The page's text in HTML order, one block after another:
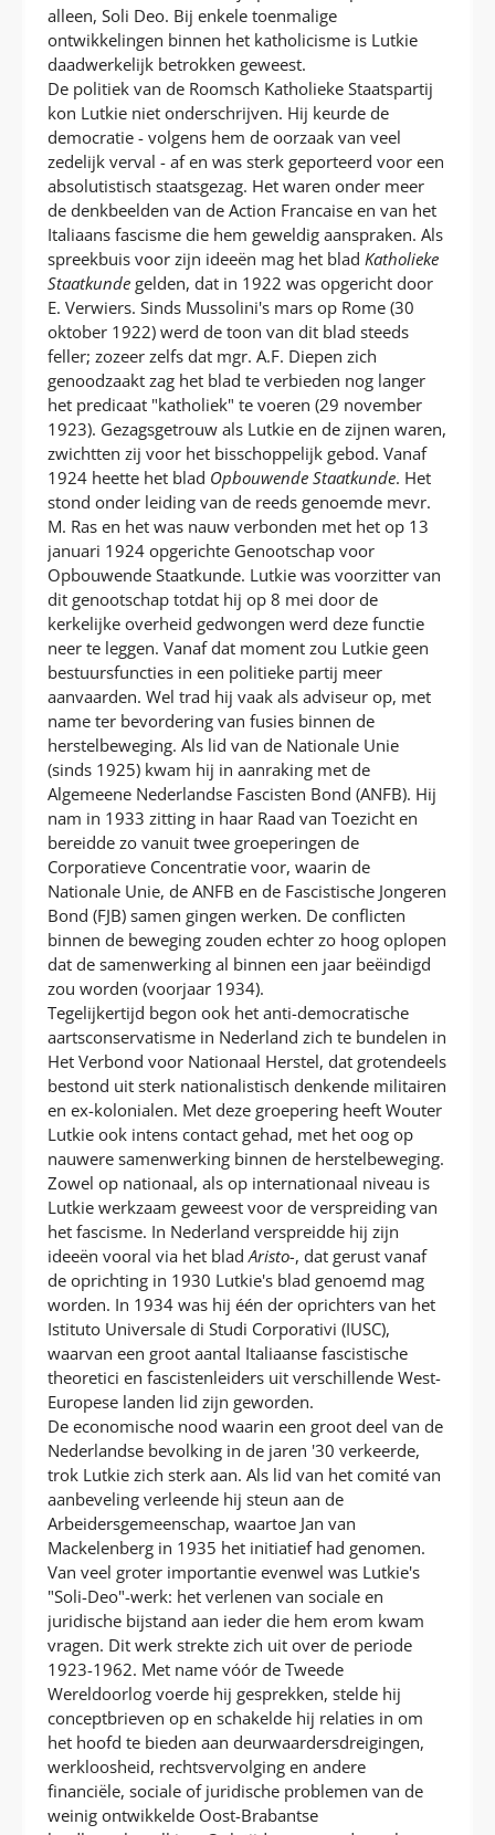
alleen, Soli Deo. Bij enkele toenmalige
ontwikkelingen binnen het katholicisme is Lutkie
daadwerkelijk betrokken geweest.
De politiek van de Roomsch Katholieke Staatspartij
kon Lutkie niet onderschrijven. Hij keurde de
democratie - volgens hem de oorzaak van veel
zedelijk verval - af en was sterk geporteerd voor een
absolutistisch staatsgezag. Het waren onder meer
de denkbeelden van de Action Francaise en van het
Italiaans fascisme die hem geweldig aanspraken. Als
spreekbuis voor zijn ideeën mag het bladKatholieke
Staatkunde gelden, dat in 1922 was opgericht door
E. Verwiers. Sinds Mussolini's mars op Rome (30
oktober 1922) werd de toon van dit blad steeds
feller; zozeer zelfs dat mgr. A.F. Diepen zich
genoodzaakt zag het blad te verbieden nog langer
het predicaat "katholiek" te voeren (29 november
1923). Gezagsgetrouw als Lutkie en de zijnen waren,
zwichtten zij voor het bisschoppelijk gebod. Vanaf
1924 heette het blad Opbouwende Staatkunde. Het
stond onder leiding van de reeds genoemde mevr.
M. Ras en het was nauw verbonden met het op 13
januari 1924 opgerichte Genootschap voor
Opbouwende Staatkunde. Lutkie was voorzitter van
dit genootschap totdat hij op 8 mei door de
kerkelijke overheid gedwongen werd deze functie
neer te leggen. Vanaf dat moment zou Lutkie geen
bestuursfuncties in een politieke partij meer
aanvaarden. Wel trad hij vaak als adviseur op, met
name ter bevordering van fusies binnen de
herstelbeweging. Als lid van de Nationale Unie
(sinds 1925) kwam hij in aanraking met de
Algemeene Nederlandse Fascisten Bond (ANFB). Hij
nam in 1933 zitting in haar Raad van Toezicht en
bereidde zo vanuit twee groeperingen de
Corporatieve Concentratie voor, waarin de
Nationale Unie, de ANFB en de Fascistische Jongeren
Bond (FJB) samen gingen werken. De conflicten
binnen de beweging zouden echter zo hoog oplopen
dat de samenwerking al binnen een jaar beëindigd
zou worden (voorjaar 1934).
Tegelijkertijd begon ook het anti-democratische
aartsconservatisme in Nederland zich te bundelen in
Het Verbond voor Nationaal Herstel, dat grotendeels
bestond uit sterk nationalistisch denkende militairen
en ex-kolonialen. Met deze groepering heeft Wouter
Lutkie ook intens contact gehad, met het oog op
nauwere samenwerking binnen de herstelbeweging.
Zowel op nationaal, als op internationaal niveau is
Lutkie werkzaam geweest voor de verspreiding van
het fascisme. In Nederland verspreidde hij zijn
ideeën vooral via het bladAristo-, dat gerust vanaf
de oprichting in 1930 Lutkie's blad genoemd mag
worden. In 1934 was hij één der oprichters van het
Istituto Universale di Studi Corporativi (IUSC),
waarvan een groot aantal Italiaanse fascistische
theoretici en fascistenleiders uit verschillende West-
Europese landen lid zijn geworden.
De economische nood waarin een groot deel van de
Nederlandse bevolking in de jaren '30 verkeerde,
trok Lutkie zich sterk aan. Als lid van het comité van
aanbeveling verleende hij steun aan de
Arbeidersgemeenschap, waartoe Jan van
Mackelenberg in 1935 het initiatief had genomen.
Van veel groter importantie evenwel was Lutkie's
"Soli-Deo"-werk: het verlenen van sociale en
juridische bijstand aan ieder die hem erom kwam
vragen. Dit werk strekte zich uit over de periode
1923-1962. Met name vóór de Tweede
Wereldoorlog voerde hij gesprekken, stelde hij
conceptbrieven op en schakelde hij relaties in om
het hoofd te bieden aan deurwaardersdreigingen,
werkloosheid, rechtsvervolging en andere
financiële, sociale of juridische problemen van de
weinig ontwikkelde Oost-Brabantse